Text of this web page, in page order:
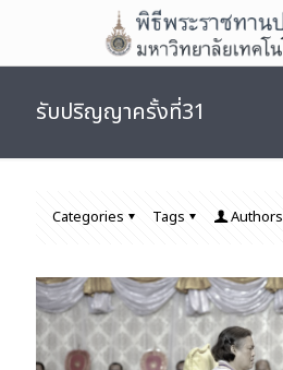
รับปริญญาครั้งที่31
Categories Tags Authors